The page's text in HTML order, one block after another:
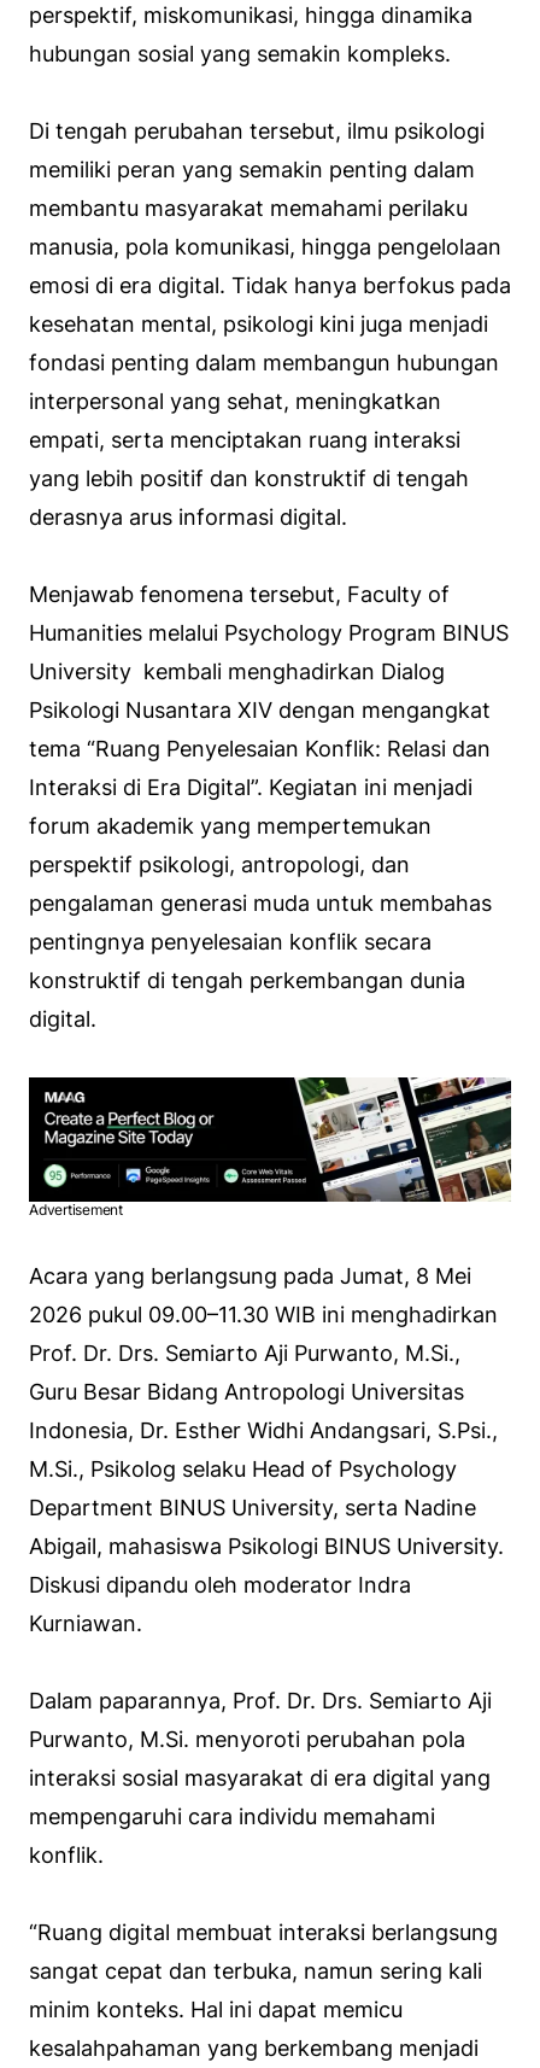
perspektif, miskomunikasi, hingga dinamika
hubungan sosial yang semakin kompleks.
Di tengah perubahan tersebut, ilmu psikologi
memiliki peran yang semakin penting dalam
membantu masyarakat memahami perilaku
manusia, pola komunikasi, hingga pengelolaan
emosi di era digital. Tidak hanya berfokus pada
kesehatan mental, psikologi kini juga menjadi
fondasi penting dalam membangun hubungan
interpersonal yang sehat, meningkatkan
empati, serta menciptakan ruang interaksi
yang lebih positif dan konstruktif di tengah
derasnya arus informasi digital.
Menjawab fenomena tersebut, Faculty of
Humanities melalui Psychology Program BINUS
University kembali menghadirkan Dialog
Psikologi Nusantara XIV dengan mengangkat
tema “Ruang Penyelesaian Konflik: Relasi dan
Interaksi di Era Digital”. Kegiatan ini menjadi
forum akademik yang mempertemukan
perspektif psikologi, antropologi, dan
pengalaman generasi muda untuk membahas
pentingnya penyelesaian konflik secara
konstruktif di tengah perkembangan dunia
digital.
Advertisement
Acara yang berlangsung pada Jumat, 8 Mei
2026 pukul 09.00–11.30 WIB ini menghadirkan
Prof. Dr. Drs. Semiarto Aji Purwanto, M.Si.,
Guru Besar Bidang Antropologi Universitas
Indonesia, Dr. Esther Widhi Andangsari, S.Psi.,
M.Si., Psikolog selaku Head of Psychology
Department BINUS University, serta Nadine
Abigail, mahasiswa Psikologi BINUS University.
Diskusi dipandu oleh moderator Indra
Kurniawan.
Dalam paparannya, Prof. Dr. Drs. Semiarto Aji
Purwanto, M.Si. menyoroti perubahan pola
interaksi sosial masyarakat di era digital yang
mempengaruhi cara individu memahami
konflik.
“Ruang digital membuat interaksi berlangsung
sangat cepat dan terbuka, namun sering kali
minim konteks. Hal ini dapat memicu
kesalahpahaman yang berkembang menjadi